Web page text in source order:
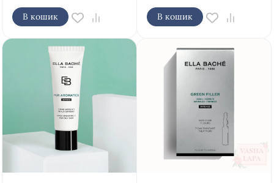
В кошик В кошик